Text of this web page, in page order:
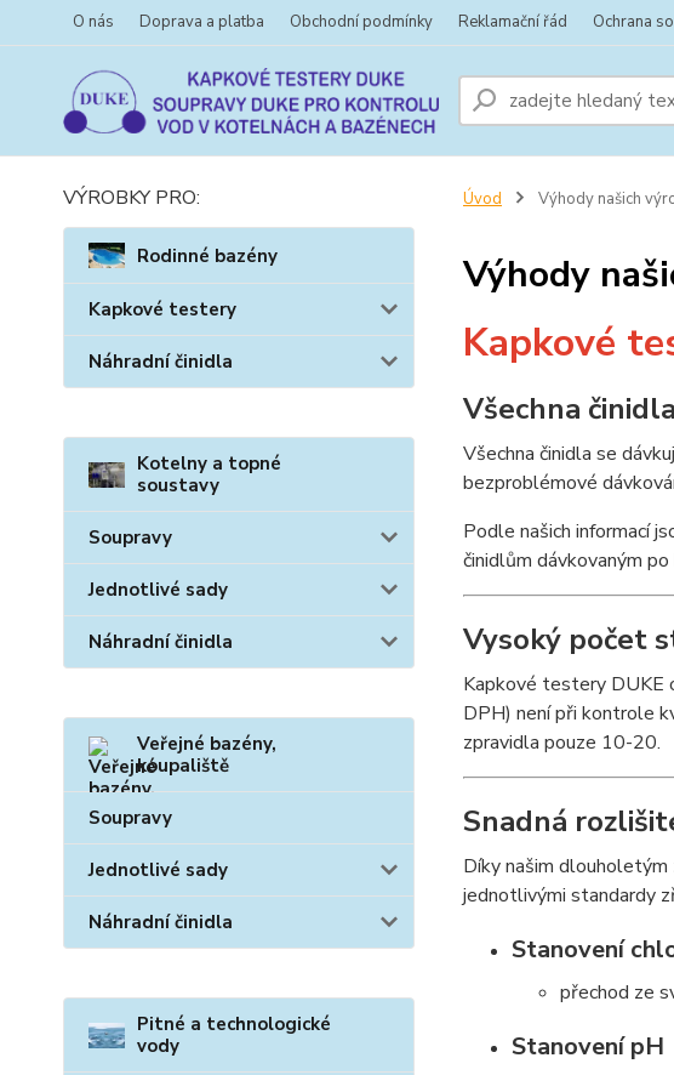
O nás Doprava a platba Obchodní podmínky Reklamační řád Ochrana
VÝROBKY PRO:
Rodinné bazény
Kapkové testery
Náhradní činidla
Kotelny a topné
soustavy
Soupravy
Jednotlivé sady
Náhradní činidla
Veřejné bazény,
koupaliště
Soupravy
Jednotlivé sady
Náhradní činidla
Pitné a technologické
vody
Úvod Výhody našich
Výhody
Kapkové
Všechna
Všechna činidla se
bezproblémové
Podle našich informací
činidlům dávkovaným po
Vysoký počet
Kapkové testery DUKE
DPH) není při kontrole
zpravidla pouze 10-20.
Snadná
Díky našim
jednotlivými standardy
Stanovení
přechod ze
Stanovení pH